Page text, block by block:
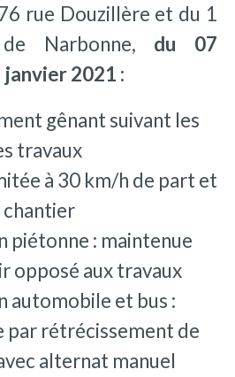
rue Douzillère et du 1
Narbonne, du 07
2021 :
gênant suivant les
travaux
à 30 km/h de part et
chantier
piétonne : maintenue
opposé aux travaux
automobile et bus :
par rétrécissement de
alternat manuel